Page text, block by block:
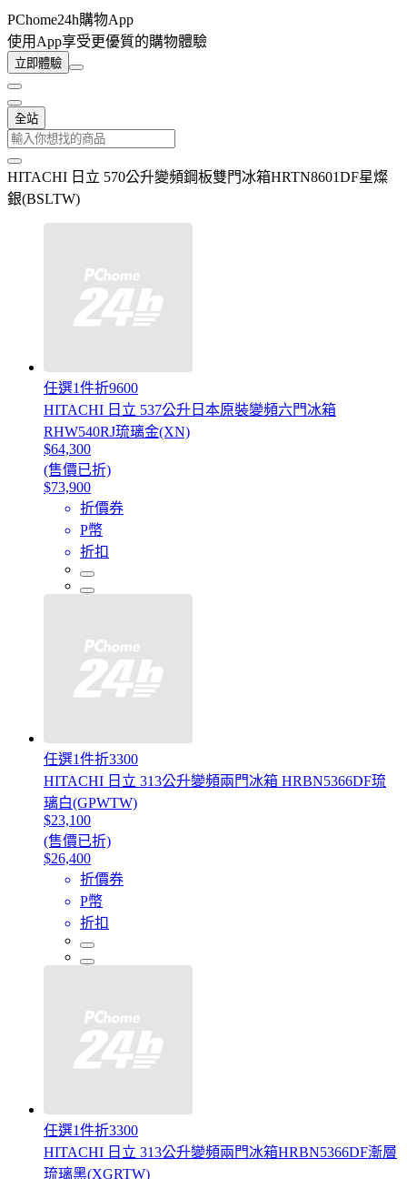
PChome24h購物App
使用App享受更優質的購物體驗
立即體驗
全站
HITACHI 日立 570公升變頻鋼板雙門冰箱HRTN8601DF星燦
銀(BSLTW)
任選1件折9600
HITACHI 日立 537公升日本原裝變頻六門冰箱
RHW540RJ琉璃金(XN)
$64,300
(售價已折)
$73,900
折價券
P幣
折扣
任選1件折3300
HITACHI 日立 313公升變頻兩門冰箱 HRBN5366DF琉
璃白(GPWTW)
$23,100
(售價已折)
$26,400
折價券
P幣
折扣
任選1件折3300
HITACHI 日立 313公升變頻兩門冰箱HRBN5366DF漸層
琉璃黑(XGRTW)